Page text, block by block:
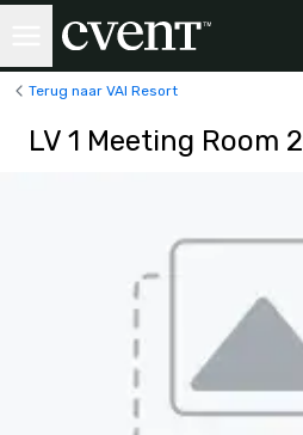
Terug naar VAI Resort
LV 1 Meeting Room 2